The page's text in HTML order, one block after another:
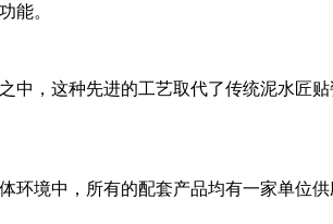
能。
这种先进的工艺取代了传统泥水匠贴
中，所有的配套产品均有一家单位供